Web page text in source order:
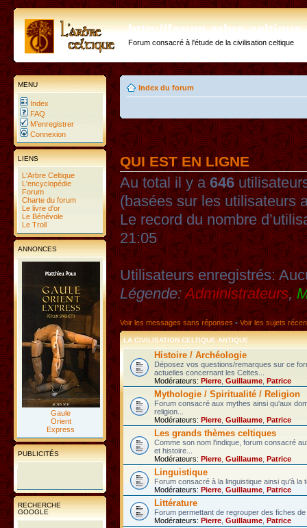
http://forum.arbre-
Forum consacré à l'étude de la civilisation celtique
MENU
Index
FAQ
M’enregistrer
Connexion
LIENS
L'Arbre Celtique
L'encyclopédie
Forum
Charte du forum
Le livre d'or
Le Bénévole
Le Troll
ANNONCES
Gaule
Orient
Express
PUBLICITÉS
RECHERCHE
GOOGLE
Index du forum
QUI EST EN LIGNE
Au total il y a646
(basées sur les utilisateurs
Le record du nombre
21:05
Utilisateurs enregistrés:
Légende:Administrateurs,
Voir les messages sans réponses•Voir les sujets
LA CIVILISATION CELTIQUE ANTIQUE
Histoire / Archéologie
Déposez vos questions/remarques sur ce
actuelles concernant les Celtes...
Modérateurs: Pierre Guillaume Patrice
Mythologie / Spiritualité / Religion
Forum consacré aux mythes ainsi qu'aux
religion...
Modérateurs: Pierre Guillaume Patrice
Les grands thèmes celtiques
Comme son nom l'indique, forum consacré
et histoire...
Modérateurs: Pierre Guillaume Patrice
Linguistique
Forum consacré à la linguistique ainsi qu'à la
Modérateurs: Pierre Guillaume Patrice
Littérature
Forum permettant de regrouper des fiches
Modérateurs: Pierre Guillaume Patrice